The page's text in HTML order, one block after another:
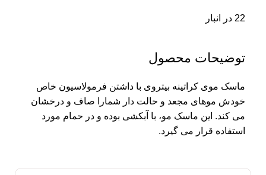
22 در انبار
توضیحات محصول
ماسک موی کراتینه بیتروی با داشتن فرمولاسیون خاص
خودش موهای مجعد و حالت دار شمارا صاف و درخشان
می کند. این ماسک مو، با آبکشی بوده و در حمام مورد
استفاده قرار می گیرد.